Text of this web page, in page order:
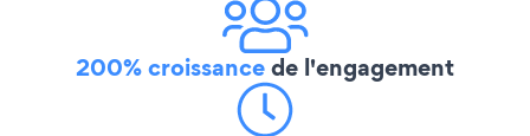
200% croissancede l'engagement